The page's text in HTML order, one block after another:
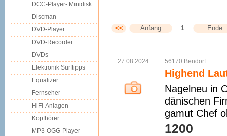
<< Anfang 1 Ende
27.08.2024 56170 Bendorf
Highend
Nagelneu in
dänischen
gamut Chef
1200 
DCC-Player- Minidisk
Discman
DVD-Player
DVD-Recorder
DVDs
Elektronik Surftipps
Equalizer
Fernseher
HiFi-Anlagen
Kopfhörer
MP3-OGG-Player